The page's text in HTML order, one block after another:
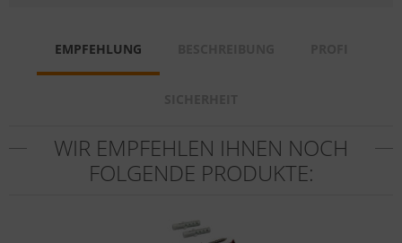
EMPFEHLUNG
WIR EMPFEHLEN IHNEN NOCH
FOLGENDE PRODUKTE: